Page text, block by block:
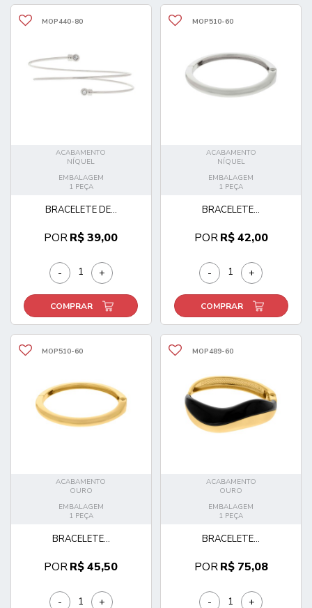
MOP440-80
ACABAMENTO
NÍQUEL
EMBALAGEM
1 PEÇA
BRACELETE DE...
PORR$ 39,00
- +
COMPRAR
MOP510-60
ACABAMENTO
NÍQUEL
EMBALAGEM
1 PEÇA
BRACELETE...
PORR$ 42,00
- +
COMPRAR
MOP510-60
ACABAMENTO
OURO
EMBALAGEM
1 PEÇA
BRACELETE...
PORR$ 45,50
- +
MOP489-60
ACABAMENTO
OURO
EMBALAGEM
1 PEÇA
BRACELETE...
PORR$ 75,08
- +